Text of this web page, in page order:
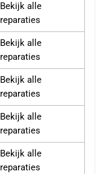
Bekijk alle
reparaties
Bekijk alle
reparaties
Bekijk alle
reparaties
Bekijk alle
reparaties
Bekijk alle
reparaties